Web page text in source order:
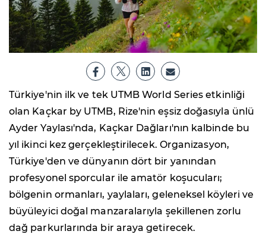
Türkiye'nin ilk ve tek UTMB World Series etkinliği
olan Kaçkar by UTMB, Rize'nin eşsiz doğasıyla ünlü
Ayder Yaylası'nda, Kaçkar Dağları'nın kalbinde bu
yıl ikinci kez gerçekleştirilecek. Organizasyon,
Türkiye'den ve dünyanın dört bir yanından
profesyonel sporcular ile amatör koşucuları;
bölgenin ormanları, yaylaları, geleneksel köyleri ve
büyüleyici doğal manzaralarıyla şekillenen zorlu
dağ parkurlarında bir araya getirecek.